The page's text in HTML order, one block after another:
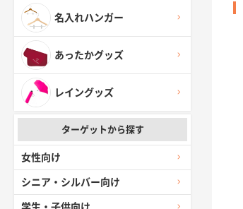
名入れハンガー
あったかグッズ
レイングッズ
ターゲットから探す
女性向け
シニア・シルバー向け
学生・子供向け